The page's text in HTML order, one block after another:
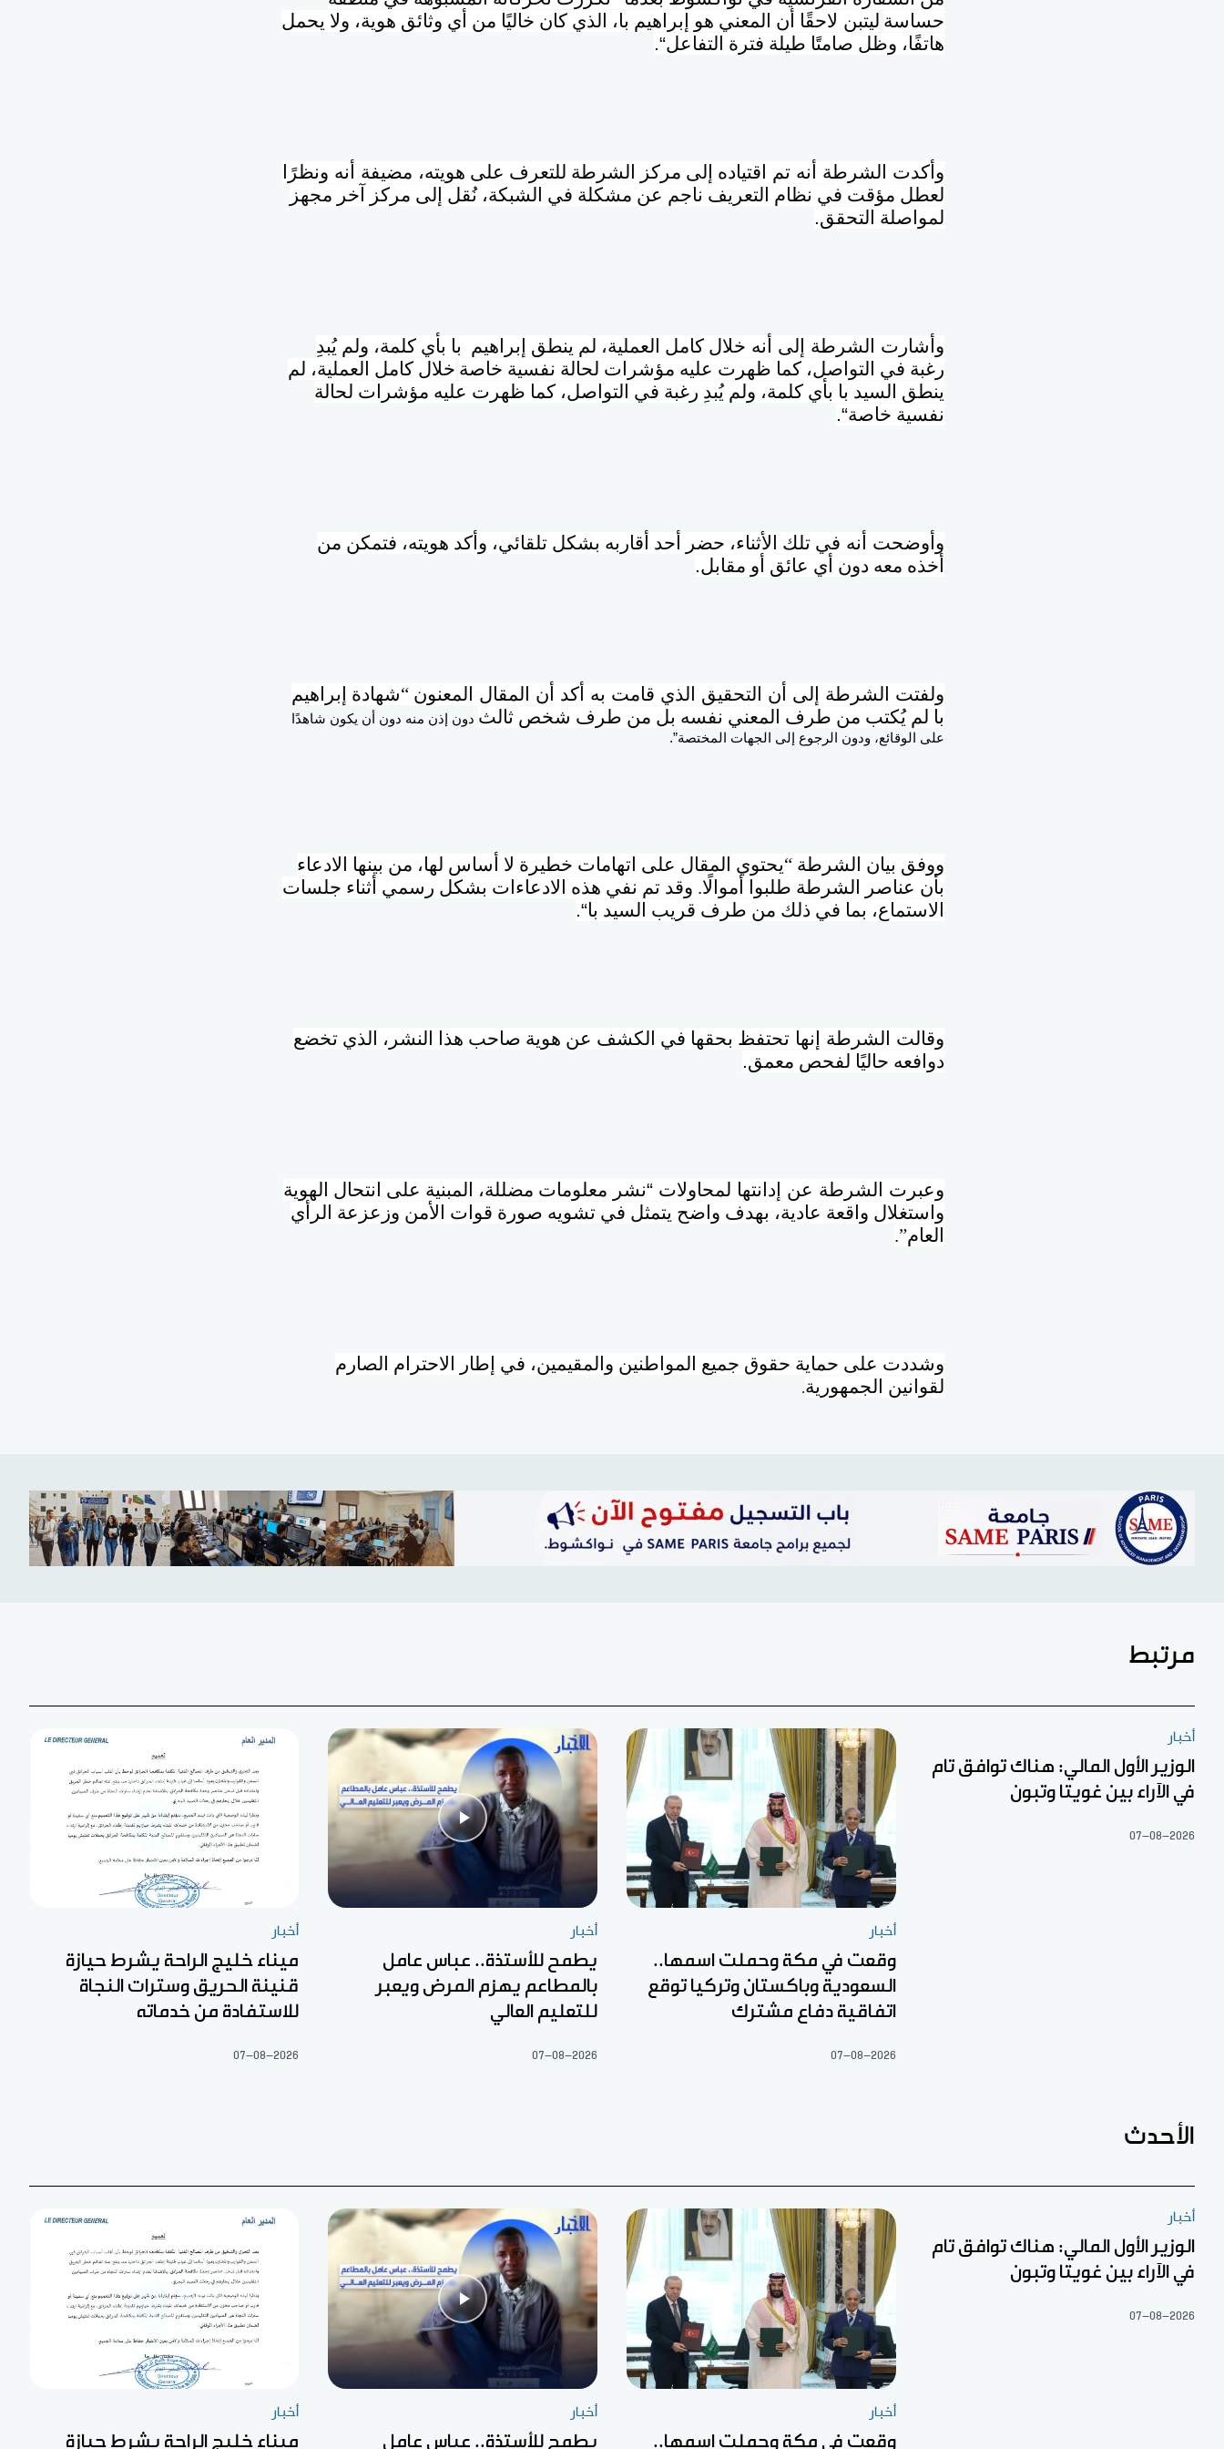
حساسة ليتبن لاحقًا أن المعني هو إبراهيم با، الذي كان خاليًا من أي وثائق هوية، ولا يحمل
هاتفًا، وظل صامتًا طيلة فترة التفاعل“.
وأكدت الشرطة أنه تم اقتياده إلى مركز الشرطة للتعرف على هويته، مضيفة أنه ونظرًا
لعطل مؤقت في نظام التعريف ناجم عن مشكلة في الشبكة، نُقل إلى مركز آخر مجهز
لمواصلة التحقق.
وأشارت الشرطة إلى أنه خلال كامل العملية، لم ينطق إبراهيم با بأي كلمة، ولم يُبدِ
رغبة في التواصل، كما ظهرت عليه مؤشرات لحالة نفسية خاصة خلال كامل العملية، لم
ينطق السيد با بأي كلمة، ولم يُبدِ رغبة في التواصل، كما ظهرت عليه مؤشرات لحالة
نفسية خاصة“.
وأوضحت أنه في تلك الأثناء، حضر أحد أقاربه بشكل تلقائي، وأكد هويته، فتمكن من
أخذه معه دون أي عائق أو مقابل.
ولفتت الشرطة إلى أن التحقيق الذي قامت به أكد أن المقال المعنون “شهادة إبراهيم
با لم يُكتب من طرف المعني نفسه بل من طرف شخص ثالث دون إذن منه دون أن يكون شاهدًا
على الوقائع، ودون الرجوع إلى الجهات المختصة”.
ووفق بيان الشرطة “يحتوي المقال على اتهامات خطيرة لا أساس لها، من بينها الادعاء
بأن عناصر الشرطة طلبوا أموالًا. وقد تم نفي هذه الادعاءات بشكل رسمي أثناء جلسات
الاستماع، بما في ذلك من طرف قريب السيد با“.
وقالت الشرطة إنها تحتفظ بحقها في الكشف عن هوية صاحب هذا النشر، الذي تخضع
دوافعه حاليًا لفحص معمق.
وعبرت الشرطة عن إدانتها لمحاولات “نشر معلومات مضللة، المبنية على انتحال الهوية
واستغلال واقعة عادية، بهدف واضح يتمثل في تشويه صورة قوات الأمن وزعزعة الرأي
العام”.
وشددت على حماية حقوق جميع المواطنين والمقيمين، في إطار الاحترام الصارم
لقوانين الجمهورية.
مرتبط
أخبار
الوزير الأول المالي: هناك توافق تام
في الآراء بين غويتا وتبون
07-08-2026
أخبار
وقعت في مكة وحملت اسمها..
السعودية وباكستان وتركيا توقع
اتفاقية دفاع مشترك
07-08-2026
أخبار
يطمح للأستذة.. عباس عامل
بالمطاعم يهزم المرض ويعبر
للتعليم العالي
07-08-2026
أخبار
ميناء خليج الراحة يشرط حيازة
قنينة الحريق وسترات النجاة
للاستفادة من خدماته
07-08-2026
الأحدث
أخبار
الوزير الأول المالي: هناك توافق تام
في الآراء بين غويتا وتبون
07-08-2026
أخبار
وقعت في مكة وحملت اسمها..
أخبار
يطمح للأستذة.. عباس عامل
أخبار
ميناء خليج الراحة يشرط حيازة